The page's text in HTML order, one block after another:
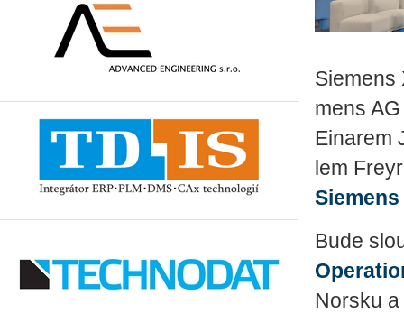
Si­e­mens
mens
Ei­na­rem
lem
Bude
Nor­sku a